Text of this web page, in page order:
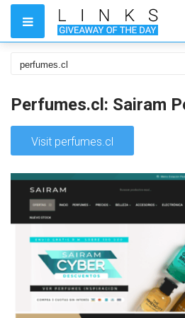
Perfumes.cl: Sairam
Visit perfumes.cl